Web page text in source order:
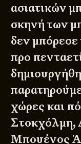
ασιατικών
σκηνή των
δεν μπόρεσε
προ
χώρες και
Στοκχόλμη,
Μπουένος